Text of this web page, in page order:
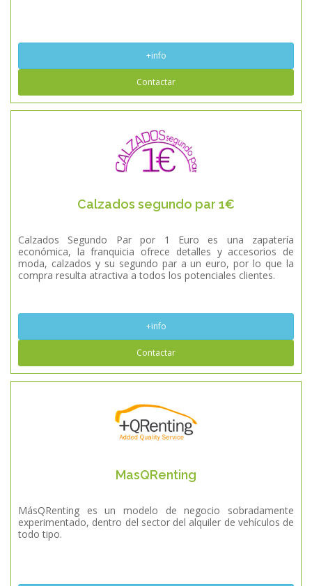
+info
Contactar
Calzados segundo par 1€
Calzados Segundo Par por 1 Euro es una zapatería
económica, la franquicia ofrece detalles y accesorios de
moda, calzados y su segundo par a un euro, por lo que la
compra resulta atractiva a todos los potenciales clientes.
+info
Contactar
MasQRenting
MásQRenting es un modelo de negocio sobradamente
experimentado, dentro del sector del alquiler de vehículos de
todo tipo.